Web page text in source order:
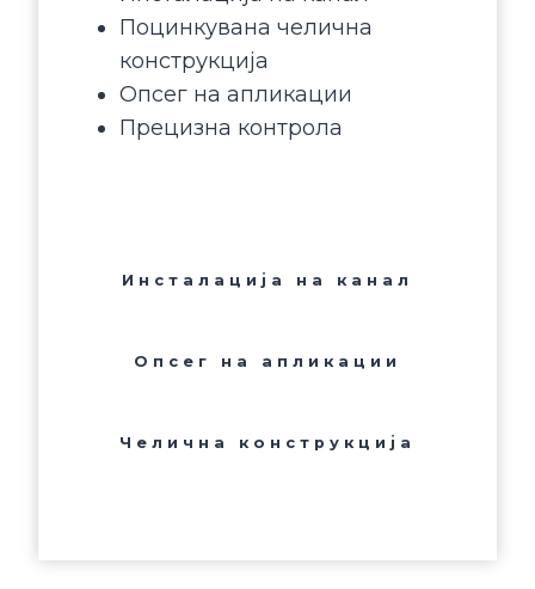
Поцинкувана челична
конструкција
Опсег на апликации
Прецизна контрола
Инсталација на канал
Опсег на апликации
Челична конструкција